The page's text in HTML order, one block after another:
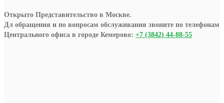
Открыто Представительство в Москве.
Дл обращения и по вопросам обслуживания звоните по телефонам
Центрального офиса в городе Кемерово: +7 (3842) 44-88-55